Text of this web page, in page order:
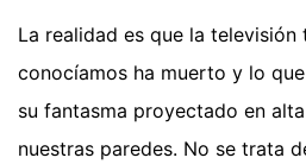
La realidad es que la televisión
conocíamos ha muerto y lo
su fantasma proyectado en
nuestras paredes. No se trata